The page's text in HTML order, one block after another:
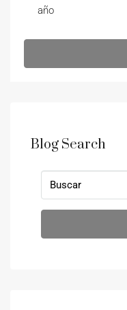
año
Blog Search